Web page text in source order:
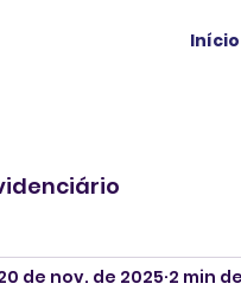
Início
de nov. de 2025 2 min